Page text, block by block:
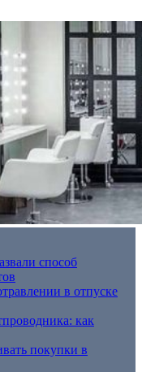
способ
в отпуске
как
покупки в